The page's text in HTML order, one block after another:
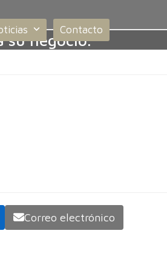
Contacto
su negocio.
Correo electrónico